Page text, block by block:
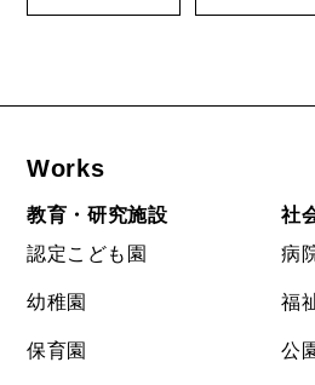
Works
教育・研究施設
認定こども園
幼稚園
保育園
社
病
福
公